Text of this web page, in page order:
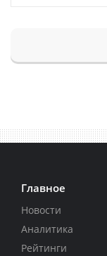
Главное
Новости
Аналитика
Рейтинги